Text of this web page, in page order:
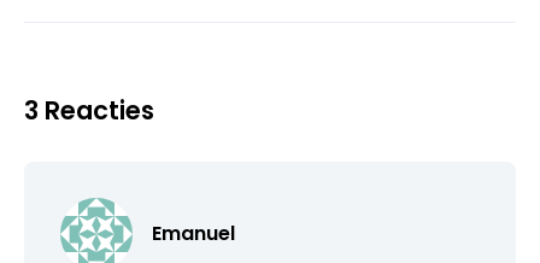
3 Reacties
Emanuel